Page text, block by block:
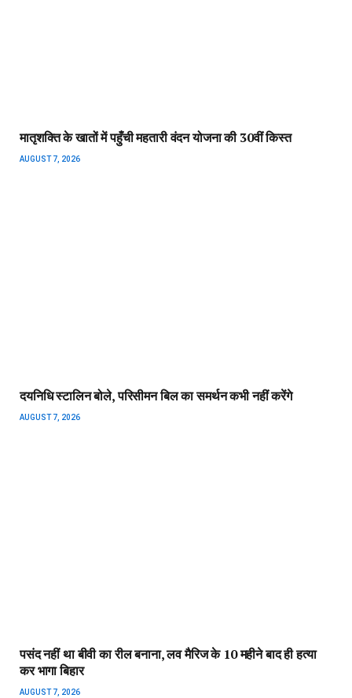
मातृशक्ति के खातों में पहुँची महतारी वंदन योजना की 30वीं किस्त
AUGUST 7, 2026
दयनिधि स्टालिन बोले, परिसीमन बिल का समर्थन कभी नहीं करेंगे
AUGUST 7, 2026
पसंद नहीं था बीवी का रील बनाना, लव मैरिज के 10 महीने बाद ही हत्या
कर भागा बिहार
AUGUST 7, 2026